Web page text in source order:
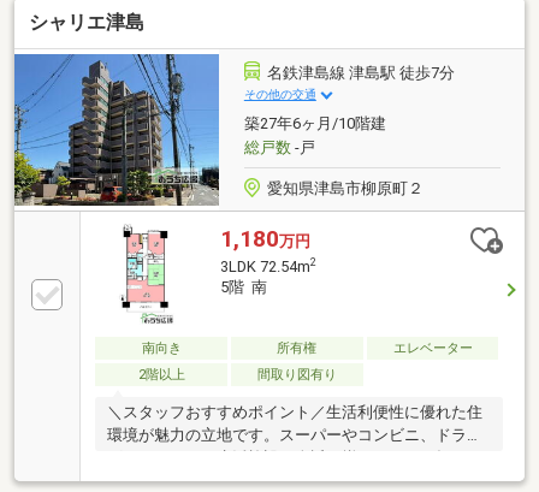
シャリエ津島
名鉄津島線 津島駅 徒歩7分
その他の交通
築27年6ヶ月/10階建
総戸数-戸
愛知県津島市柳原町２
1,180万円
3LDK 72.54m2
5階 南
南向き 所有権
エレベーター
2階以上
間取り図有り
＼スタッフおすすめポイント／生活利便性に優れた住
環境が魅力の立地です。スーパーやコンビニ、ドラッ
グストアなどの生活施設が身近に揃っており、毎日の
お買い物にも便利！さらに、名鉄津島線「津島」駅ま